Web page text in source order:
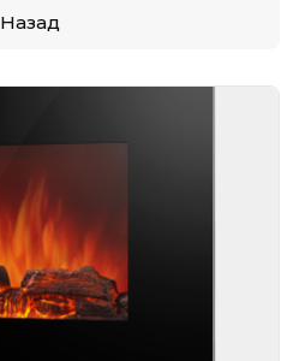
Назад